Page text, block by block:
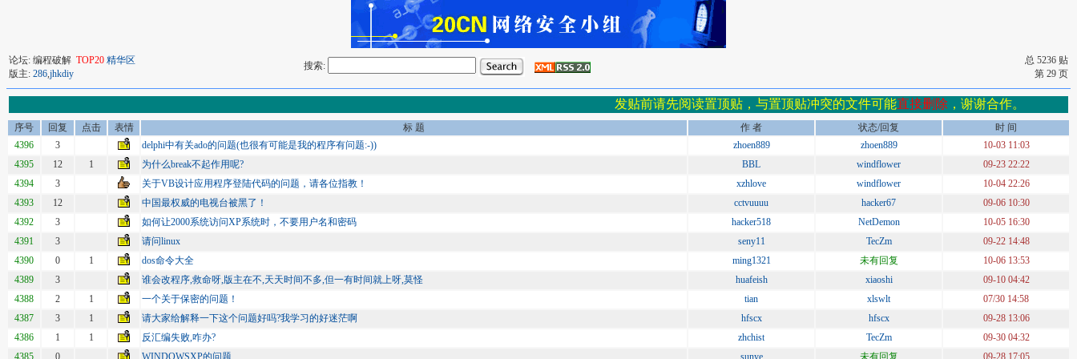
论坛: 编程破解 TOP20 精华区
版主: 286,jhkdiy
搜索:
总 5236 贴
第 29 页
发贴前请先阅读置顶贴，与置顶贴冲突的文件可能直接删除，谢谢合作。
序号 回复 点击 表情 标 题 作 者 状态/回复
时 间
4396
3 delphi中有关ado的问题(也很有可能是我的程序有问题:-)) zhoen889 zhoen889
10-03 11:03
4395
12 1 为什么break不起作用呢? BBL windflower
09-23 22:22
4394
3 关于VB设计应用程序登陆代码的问题，请各位指教！ xzhlove windflower
10-04 22:26
4393
12 中国最权威的电视台被黑了！ cctvuuuu hacker67
09-06 10:30
4392
3 如何让2000系统访问XP系统时，不要用户名和密码 hacker518 NetDemon
10-05 16:30
4391
3 请问linux seny11 TecZm
09-22 14:48
4390
0 1 dos命令大全 ming1321 未有回复
10-06 13:53
4389
3 谁会改程序,救命呀,版主在不,天天时间不多,但一有时间就上呀,莫怪 huafeish xiaoshi
09-10 04:42
4388
2 1 一个关于保密的问题！ tian xlswlt
07/30 14:58
4387
3 1 请大家给解释一下这个问题好吗?我学习的好迷茫啊 hfscx hfscx
09-28 13:06
4386
1 1 反汇编失败,咋办? zhchist TecZm
09-30 04:32
4385
0 WINDOWSXP的问题 sunye 未有回复 09-28 17:05